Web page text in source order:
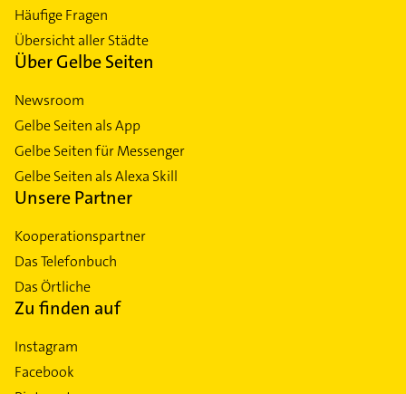
Häufige Fragen
Übersicht aller Städte
Über Gelbe Seiten
Newsroom
Gelbe Seiten als App
Gelbe Seiten für Messenger
Gelbe Seiten als Alexa Skill
Unsere Partner
Kooperationspartner
Das Telefonbuch
Das Örtliche
Zu finden auf
Instagram
Facebook